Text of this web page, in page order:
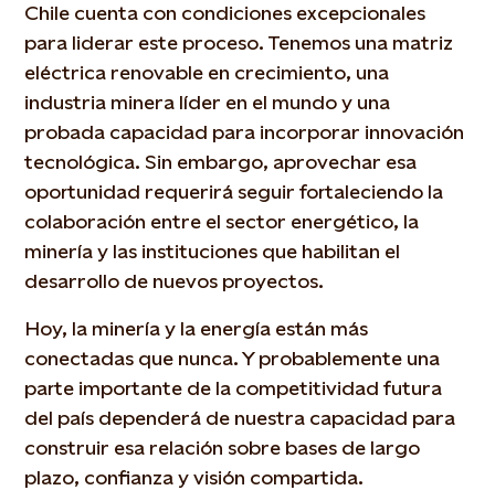
Chile cuenta con condiciones excepcionales
para liderar este proceso. Tenemos una matriz
eléctrica renovable en crecimiento, una
industria minera líder en el mundo y una
probada capacidad para incorporar innovación
tecnológica. Sin embargo, aprovechar esa
oportunidad requerirá seguir fortaleciendo la
colaboración entre el sector energético, la
minería y las instituciones que habilitan el
desarrollo de nuevos proyectos.
Hoy, la minería y la energía están más
conectadas que nunca. Y probablemente una
parte importante de la competitividad futura
del país dependerá de nuestra capacidad para
construir esa relación sobre bases de largo
plazo, confianza y visión compartida.